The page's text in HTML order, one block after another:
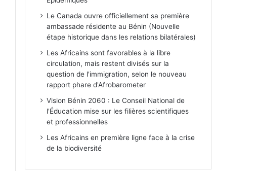
Le Canada ouvre officiellement sa première
ambassade résidente au Bénin (Nouvelle
étape historique dans les relations bilatérales)
Les Africains sont favorables à la libre
circulation, mais restent divisés sur la
question de l'immigration, selon le nouveau
rapport phare d'Afrobarometer
Vision Bénin 2060 : Le Conseil National de
l'Éducation mise sur les filières scientifiques
et professionnelles
Les Africains en première ligne face à la crise
de la biodiversité